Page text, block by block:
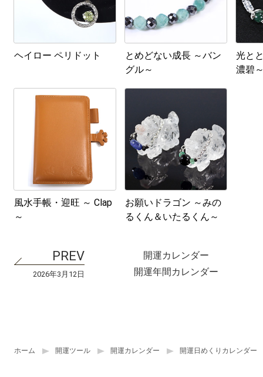
ホーム 開運ツール 開運カレンダー 開運日めくりカレンダー
ヘイロー ペリドット
とめどない成長 ～バン
グル～
光と
濃碧
風水手帳・迎旺 ～ Clap
～
お願いドラゴン ～みの
るくん＆いたるくん～
2026年3月12日
開運カレンダー
開運年間カレンダー